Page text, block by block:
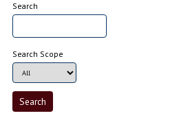
Search
Search Scope